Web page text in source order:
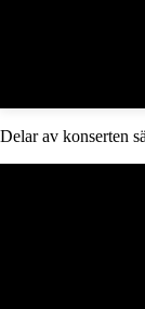
“I love
Delar av konserten